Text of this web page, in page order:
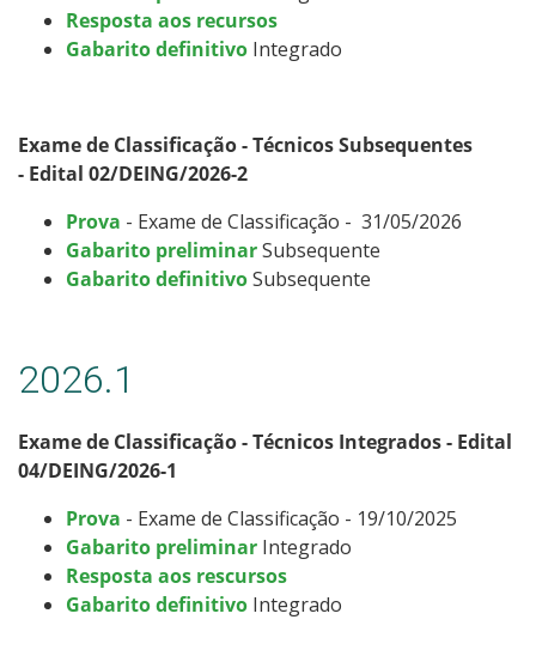
Resultados das Vagas Remanescentes
Calendário de inscrições
Processos Seletivos
Cotas
Transferências e Retornos
Provas e Gabaritos
Estatísticas dos Processos Seletivos
Resposta aos recursos
Gabarito definitivo Integrado
Exame de Classificação - Técnicos Subsequentes
- Edital 02/DEING/2026-2
Prova - Exame de Classificação - 31/05/2026
Gabarito preliminarSubsequente
Gabarito definitivoSubsequente
2026.1
Exame de Classificação - Técnicos Integrados - Edital
04/DEING/2026-1
Prova - Exame de Classificação - 19/10/2025
Gabarito preliminar Integrado
Resposta aos rescursos
Gabarito definitivo Integrado